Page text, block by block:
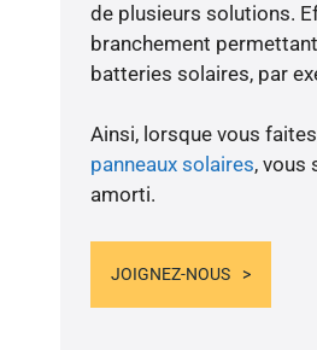
de plusieurs solutions.
branchement
batteries solaires, par
Ainsi, lorsque vous
panneaux solaires, vous
amorti.
JOIGNEZ-NOUS